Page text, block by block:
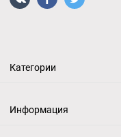
Категории
Информация